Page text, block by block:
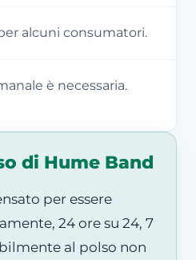
alcuni consumatori.
è necessaria.
di Hume Band
per essere
24 ore su 24, 7
al polso non